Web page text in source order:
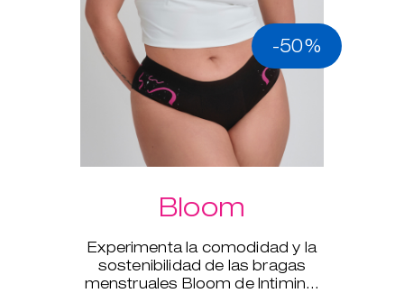
-50%
Bloom
Experimenta la comodidad y la
sostenibilidad de las bragas
menstruales Bloom de Intimina,